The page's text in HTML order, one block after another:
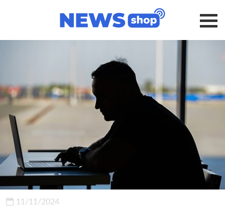
11/11/2024